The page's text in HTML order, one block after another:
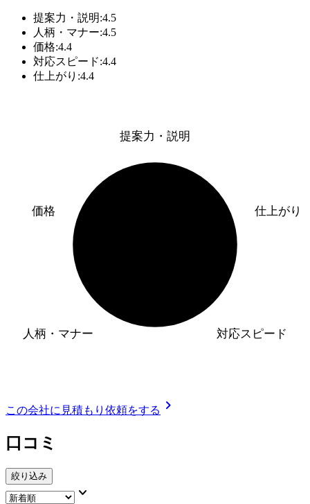
提案力・説明:4.5
人柄・マナー:4.5
価格:4.4
対応スピード:4.4
仕上がり:4.4
提案力・説明
仕上がり
対応スピード
人柄・マナー
価格
この会社に見積もり依頼をする chevron_right
口コミ
絞り込み
keyboard_arrow_down